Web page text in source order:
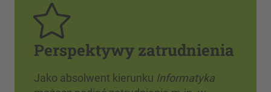
Perspektywy zatrudnienia
Jako absolwent kierunku Informatyka